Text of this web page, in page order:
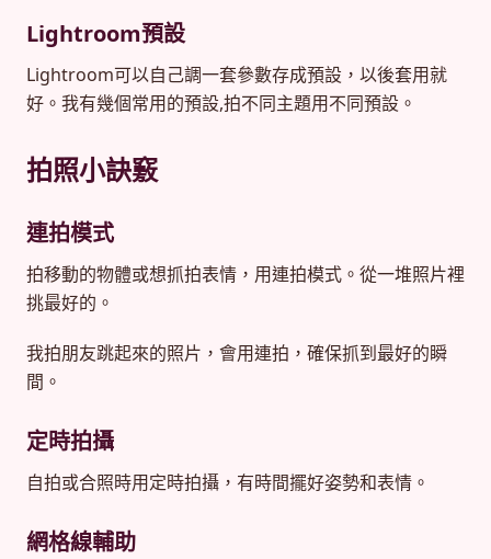
Lightroom預設
Lightroom可以自己調一套參數存成預設，以後套用就
好。我有幾個常用的預設,拍不同主題用不同預設。
拍照小訣竅
連拍模式
拍移動的物體或想抓拍表情，用連拍模式。從一堆照片裡
挑最好的。
我拍朋友跳起來的照片，會用連拍，確保抓到最好的瞬
間。
定時拍攝
自拍或合照時用定時拍攝，有時間擺好姿勢和表情。
網格線輔助